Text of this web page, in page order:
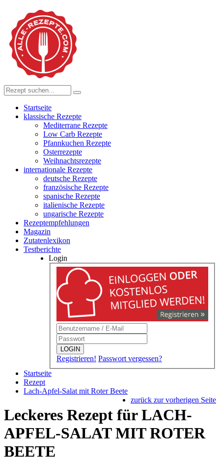
Startseite
klassische Rezepte
Mediterrane Rezepte
Low Carb Rezepte
Pfannkuchen Rezepte
Osterrezepte
Weihnachtsrezepte
internationale Rezepte
deutsche Rezepte
französische Rezepte
spanische Rezepte
italienische Rezepte
ungarische Rezepte
Rezeptempfehlungen
Magazin
Zutatenlexikon
Testberichte
Login
LOGIN
Registrieren! Passwort vergessen?
Startseite
Rezept
Lach-Apfel-Salat mit Roter Beete
zurück zur vorherigen Seite
Leckeres Rezept fürLACH-
APFEL-SALAT MIT ROTER
BEETE